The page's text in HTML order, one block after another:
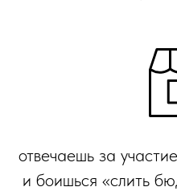
отвечаешь за
и боишься «слить